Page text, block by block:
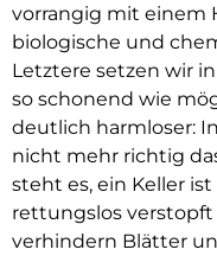
vorrangig mit einem
biologische und
Letztere setzen wir
so schonend wie
deutlich harmloser:
nicht mehr richtig
steht es, ein Keller
rettungslos
verhindern Blätter